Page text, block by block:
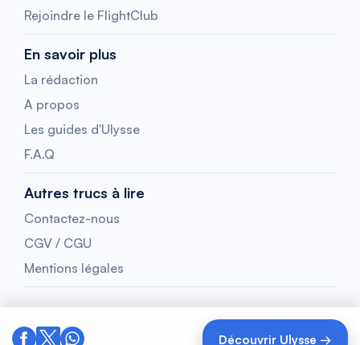
Découvrir Ulysse →
Rejoindre le FlightClub
En savoir plus
La rédaction
A propos
Les guides d'Ulysse
F.A.Q
Autres trucs à lire
Contactez-nous
CGV / CGU
Mentions légales